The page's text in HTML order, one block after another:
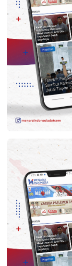
Kesehatan
Lingkungan
Olahraga
Copyright
2026
Menara
Indonesia
Reserve